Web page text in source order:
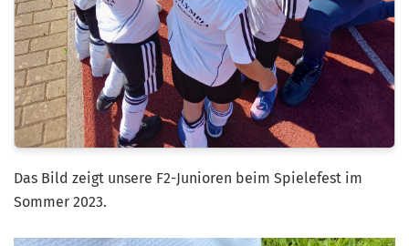
Das Bild zeigt unsere F2-Junioren beim Spielefest im
Sommer 2023.